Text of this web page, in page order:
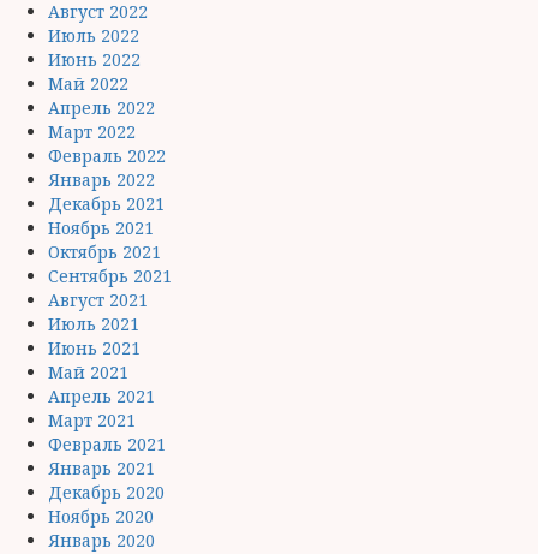
Август 2022
Июль 2022
Июнь 2022
Май 2022
Апрель 2022
Март 2022
Февраль 2022
Январь 2022
Декабрь 2021
Ноябрь 2021
Октябрь 2021
Сентябрь 2021
Август 2021
Июль 2021
Июнь 2021
Май 2021
Апрель 2021
Март 2021
Февраль 2021
Январь 2021
Декабрь 2020
Ноябрь 2020
Январь 2020